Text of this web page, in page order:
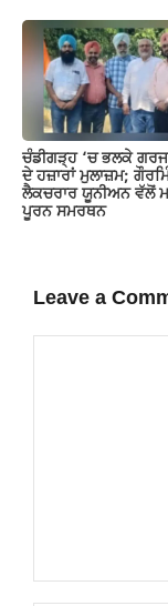
ਚੰਡੀਗੜ੍ਹ ‘ਚ ਭਲਕੇ
ਦੇ ਹਜ਼ਾਰਾਂ ਮੁਲਾਜ਼ਮ;
ਲੈਕਚਰਾਰ ਯੂਨੀਅਨ ਵੱਲੋਂ
ਪੂਰਨ ਸਮਰਥਨ
Leave a